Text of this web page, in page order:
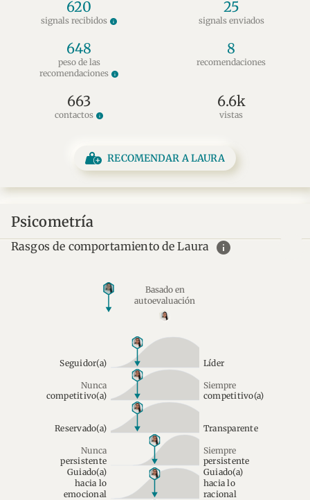
620
signals recibidos info
25
signals enviados
648
peso de las
recomendaciones info
8
recomendaciones
663
contactos info
6.6k
vistas
RECOMENDAR A LAURA
Psicometría
Rasgos de comportamiento de Laura info
Basado en
autoevaluación
Seguidor(a) Líder
Nunca
competitivo(a)
Siempre
competitivo(a)
Reservado(a) Transparente
Nunca
persistente
Siempre
persistente
Guiado(a)
hacia lo
emocional
Guiado(a)
hacia lo
racional